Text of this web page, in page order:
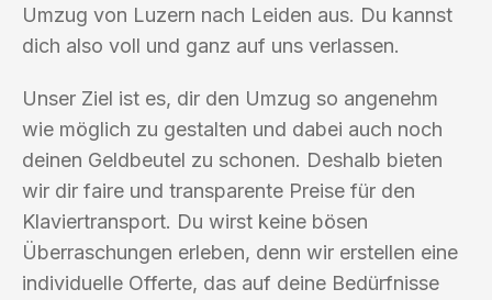
Umzug von Luzern nach Leiden aus. Du kannst
dich also voll und ganz auf uns verlassen.
Unser Ziel ist es, dir den Umzug so angenehm
wie möglich zu gestalten und dabei auch noch
deinen Geldbeutel zu schonen. Deshalb bieten
wir dir faire und transparente Preise für den
Klaviertransport. Du wirst keine bösen
Überraschungen erleben, denn wir erstellen eine
individuelle Offerte, das auf deine Bedürfnisse